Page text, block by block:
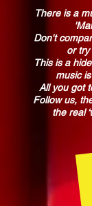
There is a
Don't
or try
This is a
music
All you got
Follow us,
the real